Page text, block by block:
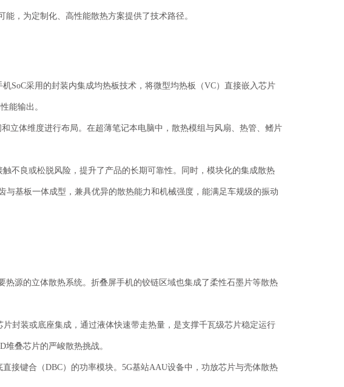
，为定制化、高性能散热方案提供了技术路径。
机SoC采用的封装内集成均热板技术，将微型均热板（VC）直接嵌入芯片
能输出。
立体维度进行布局。在超薄笔记本电脑中，散热模组与风扇、热管、鳍片
不良或松脱风险，提升了产品的长期可靠性。同时，模块化的集成散热
与基板一体成型，兼具优异的散热能力和机械强度，能满足车规级的振动
热源的立体散热系统。折叠屏手机的铰链区域也集成了柔性石墨片等散热
封装或底座集成，通过液体快速带走热量，是支撑千瓦级芯片稳定运行
叠芯片的严峻散热挑战。
直接键合（DBC）的功率模块。5G基站AAU设备中，功放芯片与壳体散热